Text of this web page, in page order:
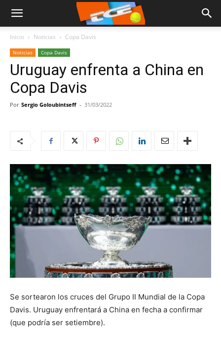
Inicio Noticias Copa Davis
Noticias Copa Davis
Uruguay enfrenta a China en
Copa Davis
Por Sergio Goloubintseff - 31/03/2022
Se sortearon los cruces del Grupo II Mundial de la Copa
Davis. Uruguay enfrentará a China en fecha a confirmar
(que podría ser setiembre).